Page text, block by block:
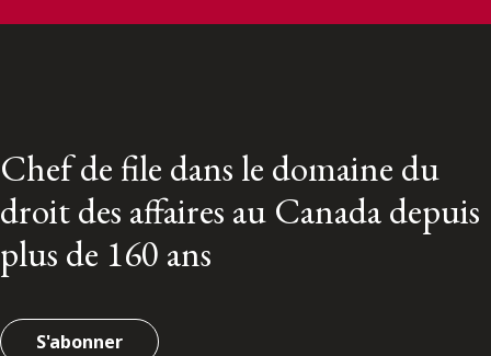
Chef de file dans le domaine du
droit des affaires au Canada depuis
plus de 160 ans
S'abonner